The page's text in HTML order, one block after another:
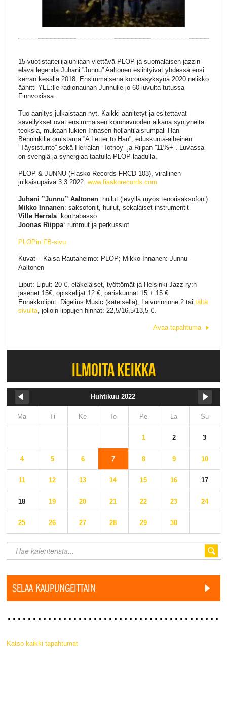
15-vuotistaiteilijajuhliaan viettävä PLOP ja suomalaisen jazzin
elävä legenda Juhani ”Junnu” Aaltonen esiintyivät yhdessä ensi
kerran kesällä 2018. Ensimmäisenä koronasyksynä 2020 nelikko
äänitti YLE:lle radionauhan Junnulle jo 60-luvulta tutussa
Finnvoxissa.
Tuo äänitys julkaistaan nyt. Kaikki äänitetyt ja esitettävät
sävellykset ovat ensimmäisen koronavuoden aikana syntyneitä
teoksia, mukaan lukien Innasen hollantilaisrumpali Han
Benninkille omistama ”A Letter to Han”, eduskunta-aiheinen
”Täysistunto” sekä Herralan ”Totnoy” ja Riipan ”11%+”. Luvassa
on svengiä ja synergiaa taatulla PLOP-laadulla.
PLOP & JUNNU (Fiasko Records FRCD-103), virallinen
julkaisupäivä 3.3.2022. www.fiaskorecords.com
Juhani ”Junnu” Aaltonen: huilut (levyllä myös tenorisaksofoni)
Mikko Innanen: saksofonit, huilut, sekalaiset instrumentit
Ville Herrala: kontrabasso
Joonas Riippa: rummut ja perkussiot
PLOPin FB-sivu
Kuvat – Kaisa Rautaheimo: PLOP; Mikko Innanen: Junnu
Aaltonen
Liput: Liput: 20 €, eläkeläiset, työttömät ja Helsinki Jazz ry:n
jäsenet 15€, opiskelijat 12 €, pariskunnat 15 + 15 €.
Ennakkoliput: Digelius Music (käteisellä), Laivurinrinne 2 tai tältä
sivulta, jolloin lippujen hinnat: 22,5/16,5/13,5 €.
Avaa tapahtuma
ILMOITA KEIKKA
Huhtikuu 2022
Ma Ti Ke To Pe La Su
1 2 3
4 5 6 7 8 9 10
11 12 13 14 15 16 17
18 19 20 21 22 23 24
25 26 27 28 29 30
SELAA KAUPUNGEITTAIN
Katso kaikki tapahtumat